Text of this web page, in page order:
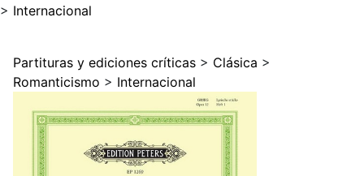
> Internacional
Partituras y ediciones críticas > Clásica >
Romanticismo > Internacional